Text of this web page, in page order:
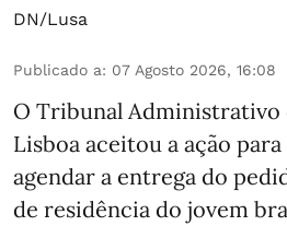
DN/Lusa
Publicado a: 07 Agosto 2026, 16:08
O Tribunal Administrativo
Lisboa aceitou a ação
agendar a entrega do
de residência do jovem